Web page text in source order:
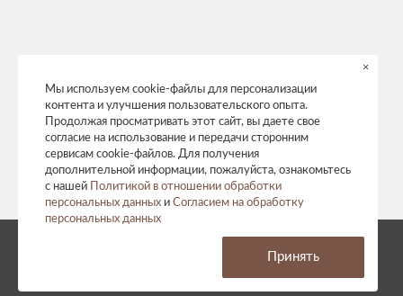
© 2026 год. Все права защищены.
Согласие на обработку персональных данных
Мы используем cookie-файлы для персонализации
контента и улучшения пользовательского опыта.
Продолжая просматривать этот сайт, вы даете свое
согласие на использование и передачи сторонним
сервисам cookie-файлов. Для получения
дополнительной информации, пожалуйста, ознакомьтесь
с нашей
Политикой в отношении обработки
персональных данных и Согласием на обработку
персональных данных
×
Принять